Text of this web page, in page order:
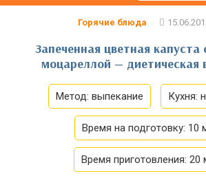
Горячие блюда
Запеченная цветная
моцареллой — диетическая
Метод: выпекание Кухня:
Время на подготовку: 10
Время приготовления: 20